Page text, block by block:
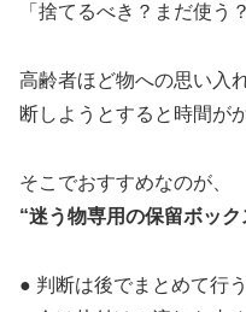
「捨てるべき？まだ使う
高齢者ほど物への思い入
断しようとすると時間が
そこでおすすめなのが、
“迷う物専用の保留ボック
● 判断は後でまとめて行う